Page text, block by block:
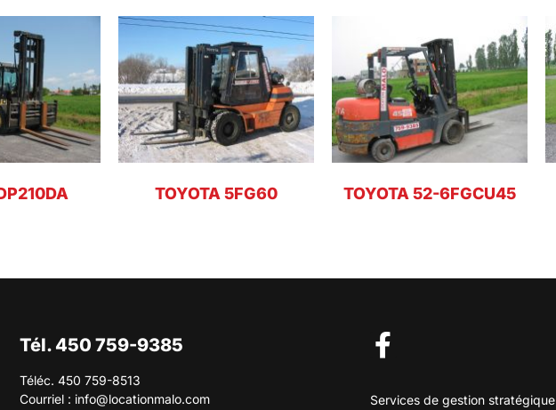
TOYOTA 5FG60 TOYOTA 52-6FGCU45
Tél. 450 759-9385
Téléc. 450 759-8513
Courriel : info@locationmalo.com Services de gestion stratégique